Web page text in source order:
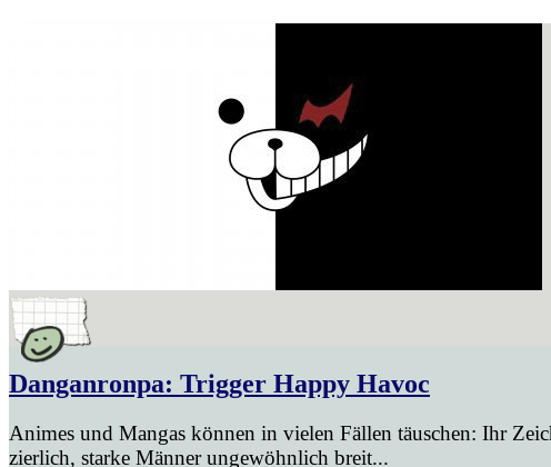
Danganronpa: Trigger Happy Havoc
Animes und Mangas können in vielen Fällen täuschen: Ihr
zierlich, starke Männer ungewöhnlich breit...